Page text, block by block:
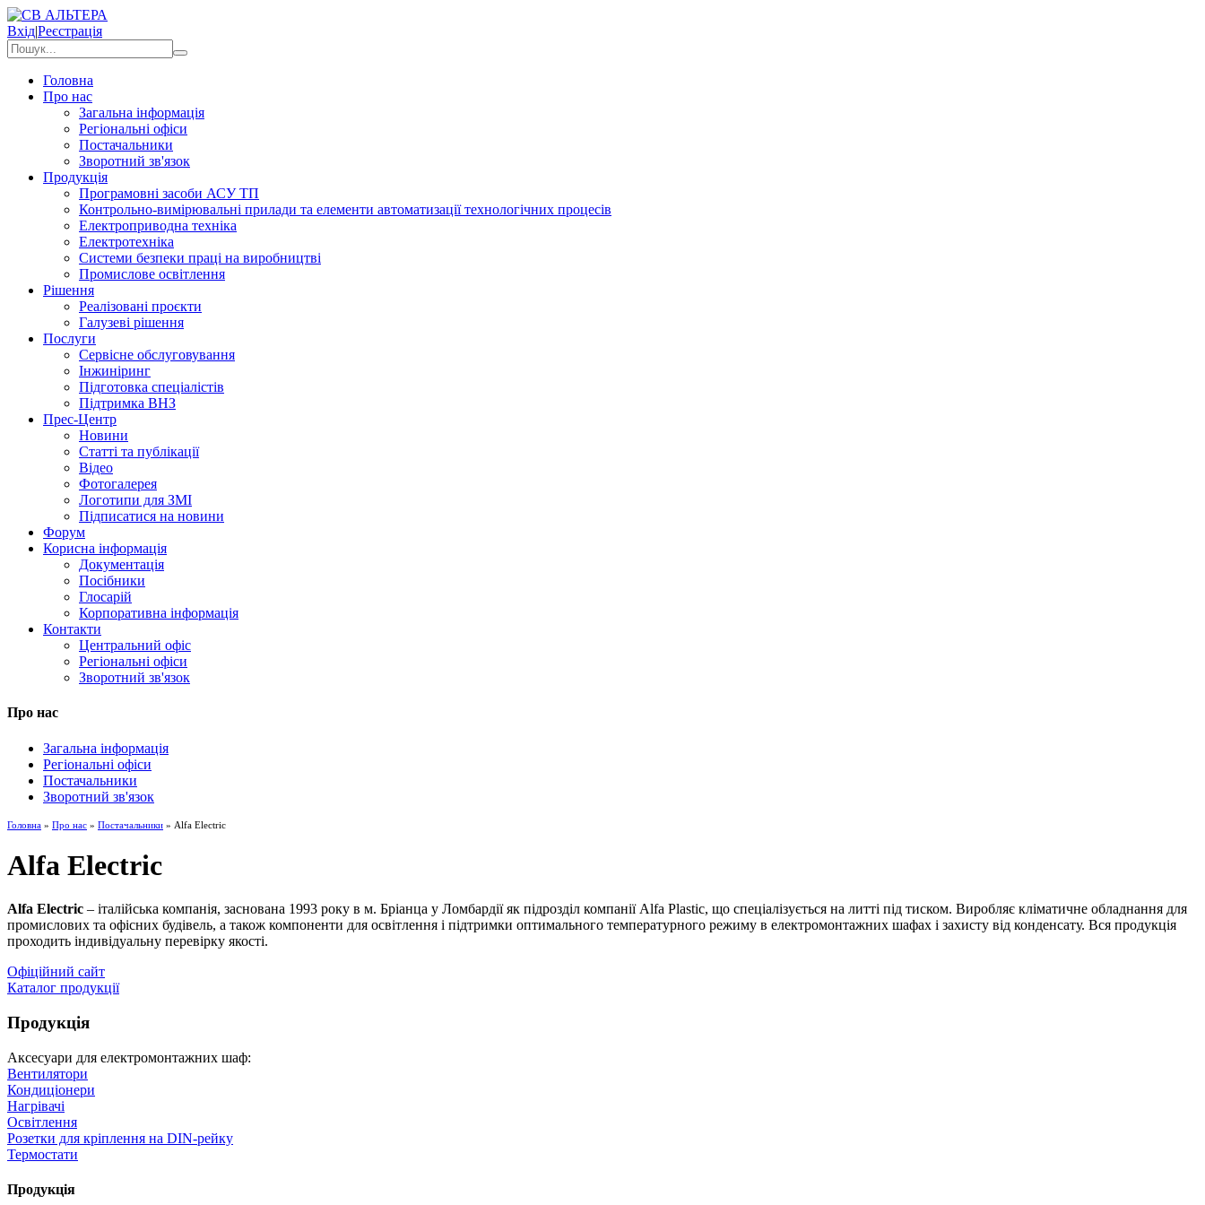
Вхід|Реєстрація
Головна
Про нас
Загальна інформація
Регіональні офіси
Постачальники
Зворотний зв'язок
Продукція
Програмовні засоби АСУ ТП
Контрольно-вимірювальні прилади та елементи автоматизації технологічних процесів
Електроприводна техніка
Електротехніка
Системи безпеки праці на виробництві
Промислове освітлення
Рішення
Реалізовані проєкти
Галузеві рішення
Послуги
Сервісне обслуговування
Інжиніринг
Підготовка спеціалістів
Підтримка ВНЗ
Прес-Центр
Новини
Статті та публікації
Відео
Фотогалерея
Логотипи для ЗМІ
Підписатися на новини
Форум
Корисна інформація
Документація
Посібники
Глосарій
Корпоративна інформація
Контакти
Центральний офіс
Регіональні офіси
Зворотний зв'язок
Про нас
Загальна інформація
Регіональні офіси
Постачальники
Зворотний зв'язок
Головна » Про нас » Постачальники » Alfa Electric
Alfa Electric
Alfa Electric – італійська компанія, заснована 1993 року в м. Бріанца у Ломбардії як підрозділ компанії Alfa Plastic, що спеціалізується на литті під тиском. Виробляє кліматичне обладнання для
промислових та офісних будівель, а також компоненти для освітлення і підтримки оптимального температурного режиму в електромонтажних шафах і захисту від конденсату. Вся продукція
проходить індивідуальну перевірку якості.
Офіційний сайт
Каталог продукції
Продукція
Аксесуари для електромонтажних шаф:
Вентилятори
Кондиціонери
Нагрівачі
Освітлення
Розетки для кріплення на DIN-рейку
Термоcтати
Продукція